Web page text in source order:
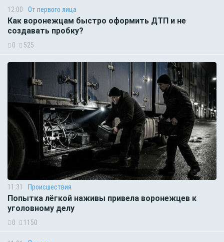
12:00 От первого лица
Как воронежцам быстро оформить ДТП и не
создавать пробку?
0 525
11:31 Происшествия
Попытка лёгкой наживы привела воронежцев к
уголовному делу
0 1150